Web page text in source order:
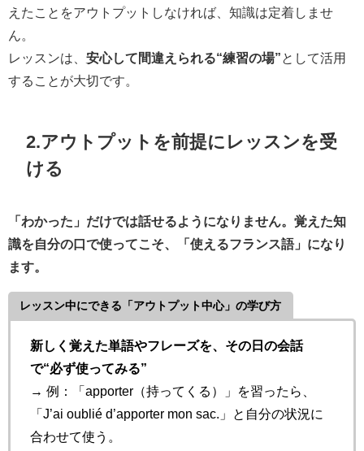
えたことをアウトプットしなければ、知識は定着しませ
ん。
レッスンは、 安心して間違えられる“練習の場” として活用
することが大切です。
2.アウトプットを前提にレッスンを受
ける
「わかった」だけでは話せるようになりません。覚えた知
識を自分の口で使ってこそ、「使えるフランス語」になり
ます。
レッスン中にできる「アウトプット中心」の学び方
新しく覚えた単語やフレーズを、その日の会話
で“必ず使ってみる”
→ 例：「apporter（持ってくる）」を習ったら、
「J’ai oublié d’apporter mon sac.」と自分の状況に
合わせて使う。